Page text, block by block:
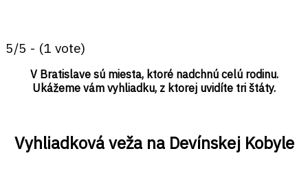
5/5 - (1 vote)
V Bratislave sú miesta, ktoré nadchnú celú rodinu.
Ukážeme vám vyhliadku, z ktorej uvidíte tri štáty.
Vyhliadková veža na Devínskej Kobyle